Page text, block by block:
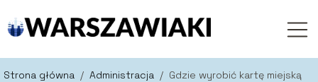
Strona główna / Administracja / Gdzie wyrobić kartę miejską